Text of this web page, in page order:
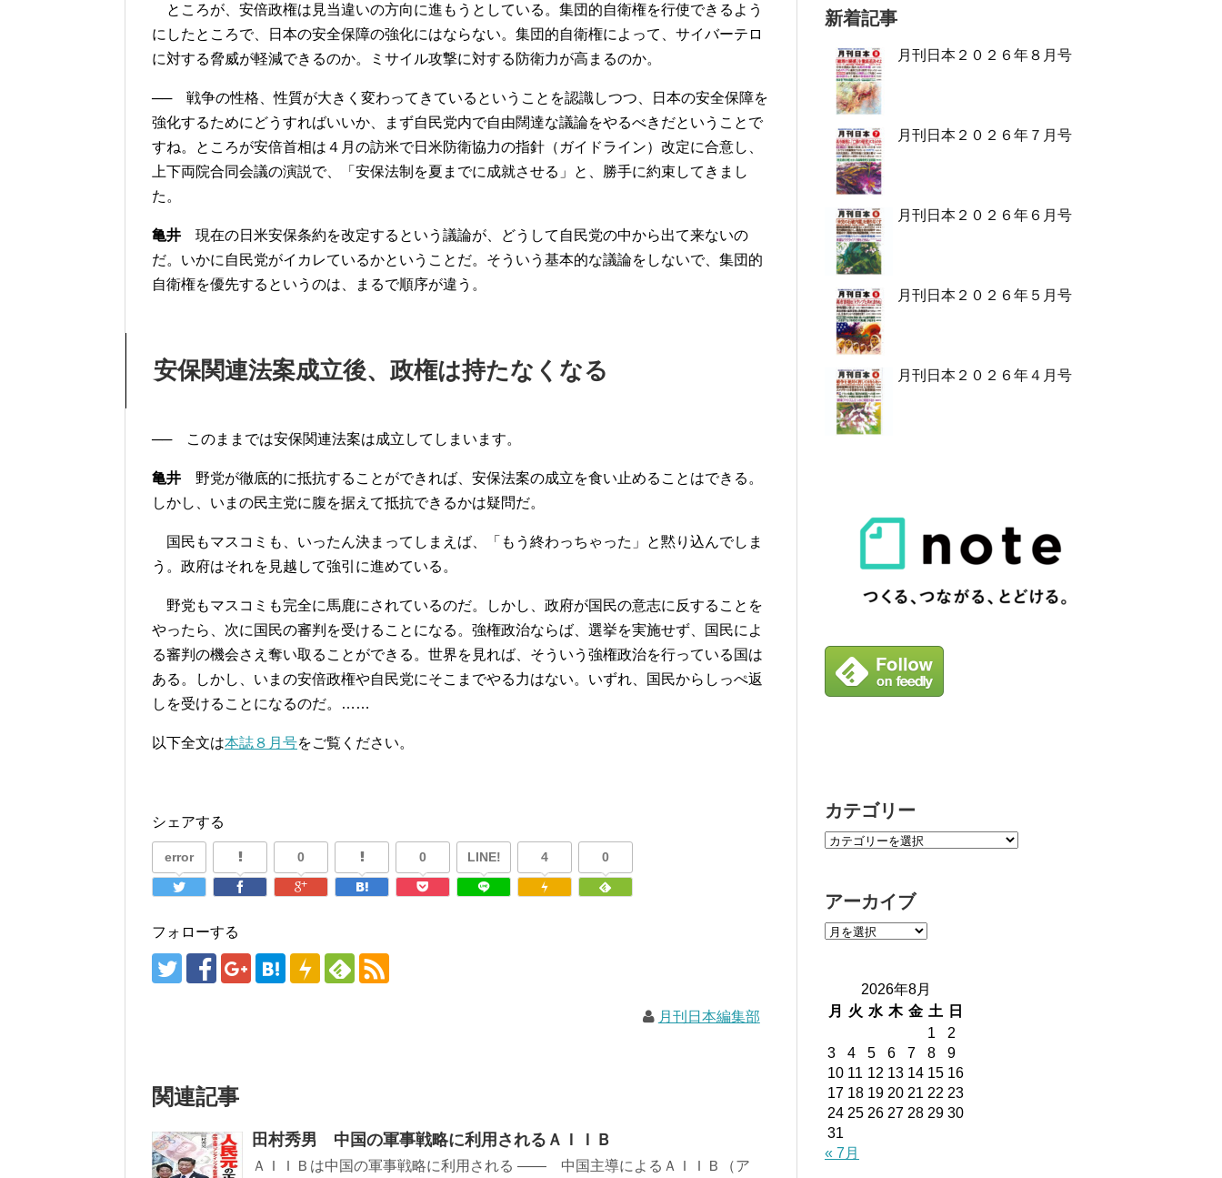
ところが、安倍政権は見当違いの方向に進もうとしている。集団的自衛権を行使できるよう
にしたところで、日本の安全保障の強化にはならない。集団的自衛権によって、サイバーテロ
に対する脅威が軽減できるのか。ミサイル攻撃に対する防衛力が高まるのか。
── 戦争の性格、性質が大きく変わってきているということを認識しつつ、日本の安全保障を
強化するためにどうすればいいか、まず自民党内で自由闊達な議論をやるべきだということで
すね。ところが安倍首相は４月の訪米で日米防衛協力の指針（ガイドライン）改定に合意し、
上下両院合同会議の演説で、「安保法制を夏までに成就させる」と、勝手に約束してきまし
た。
亀井 現在の日米安保条約を改定するという議論が、どうして自民党の中から出て来ないの
だ。いかに自民党がイカレているかということだ。そういう基本的な議論をしないで、集団的
自衛権を優先するというのは、まるで順序が違う。
安保関連法案成立後、政権は持たなくなる
── このままでは安保関連法案は成立してしまいます。
亀井 野党が徹底的に抵抗することができれば、安保法案の成立を食い止めることはできる。
しかし、いまの民主党に腹を据えて抵抗できるかは疑問だ。
国民もマスコミも、いったん決まってしまえば、「もう終わっちゃった」と黙り込んでしま
う。政府はそれを見越して強引に進めている。
野党もマスコミも完全に馬鹿にされているのだ。しかし、政府が国民の意志に反することを
やったら、次に国民の審判を受けることになる。強権政治ならば、選挙を実施せず、国民によ
る審判の機会さえ奪い取ることができる。世界を見れば、そういう強権政治を行っている国は
ある。しかし、いまの安倍政権や自民党にそこまでやる力はない。いずれ、国民からしっぺ返
しを受けることになるのだ。……
以下全文は本誌８月号をご覧ください。
シェアする
error 0 0 LINE! 4 0
フォローする
月刊日本編集部
関連記事
田村秀男 中国の軍事戦略に利用されるＡＩＩＢ
ＡＩＩＢは中国の軍事戦略に利用される ―― 中国主導によるＡＩＩＢ（ア
新着記事
月刊日本２０２６年８月号
月刊日本２０２６年７月号
月刊日本２０２６年６月号
月刊日本２０２６年５月号
月刊日本２０２６年４月号
カテゴリー
アーカイブ
2026年8月
月
火 水 木 金 土
日
1
2
3
4 5 6 7 8
9
10 11 12 13 14 15 16
17 18 19 20 21 22 23
24 25 26 27 28 29 30
31
« 7月